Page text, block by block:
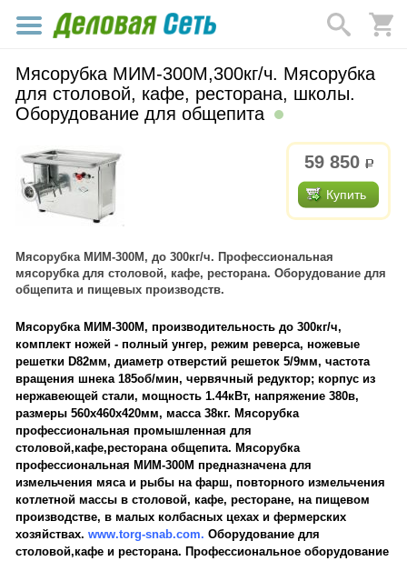
Мясорубка МИМ-300М,300кг/ч. Мясорубка
для столовой, кафе, ресторана, школы.
Оборудование для общепита
59 850 р.
Купить
Мясорубка МИМ-300М, до 300кг/ч. Профессиональная
мясорубка для столовой, кафе, ресторана. Оборудование для
общепита и пищевых производств.
Мясорубка МИМ-300М, производительность до 300кг/ч,
комплект ножей - полный унгер, режим реверса, ножевые
решетки D82мм, диаметр отверстий решеток 5/9мм, частота
вращения шнека 185об/мин, червячный редуктор; корпус из
нержавеющей стали, мощность 1.44кВт, напряжение 380в,
размеры 560х460х420мм, масса 38кг. Мясорубка
профессиональная промышленная для
столовой,кафе,ресторана общепита. Мясорубка
профессиональная МИМ-300М предназначена для
измельчения мяса и рыбы на фарш, повторного измельчения
котлетной массы в столовой, кафе, ресторане, на пищевом
производстве, в малых колбасных цехах и фермерских
хозяйствах. www.torg-snab.com. Оборудование для
столовой,кафе и ресторана. Профессиональное оборудование